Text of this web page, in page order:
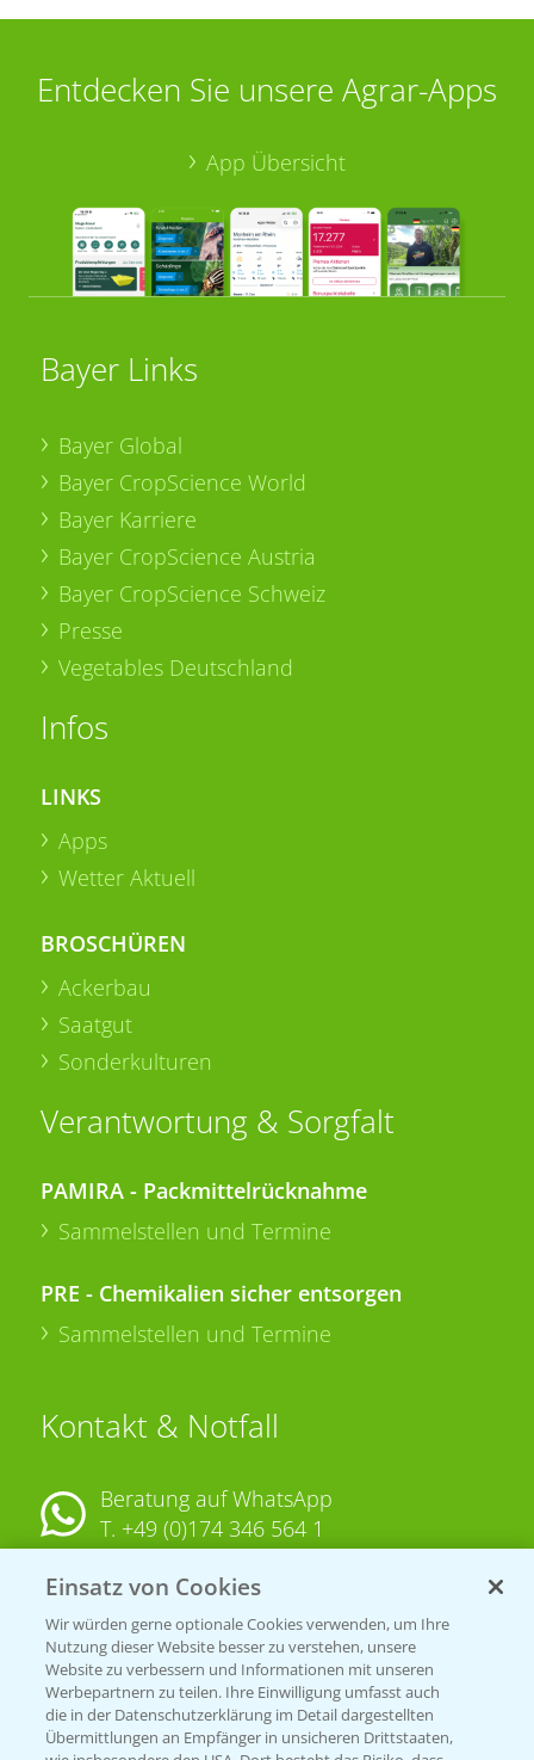
Entdecken Sie unsere Agrar-Apps
App Übersicht
Bayer Links
Bayer Global
Bayer CropScience World
Bayer Karriere
Bayer CropScience Austria
Bayer CropScience Schweiz
Presse
Vegetables Deutschland
Infos
LINKS
Apps
Wetter Aktuell
BROSCHÜREN
Ackerbau
Saatgut
Sonderkulturen
Verantwortung & Sorgfalt
PAMIRA - Packmittelrücknahme
Sammelstellen und Termine
PRE - Chemikalien sicher entsorgen
Sammelstellen und Termine
Kontakt & Notfall
Beratung auf WhatsApp
T. +49 (0)174 346 564 1
KONTAKT
Hilfe in Notfällen
T.+49 (0)214/30-20220
Einsatz von Cookies
Wir würden gerne optionale Cookies verwenden, um Ihre
Nutzung dieser Website besser zu verstehen, unsere
Website zu verbessern und Informationen mit unseren
Werbepartnern zu teilen. Ihre Einwilligung umfasst auch
die in der Datenschutzerklärung im Detail dargestellten
Übermittlungen an Empfänger in unsicheren Drittstaaten,